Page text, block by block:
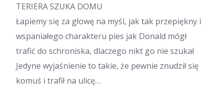
TERIERA SZUKA DOMU
Łapiemy się za głowę na myśl, jak tak przepiękny i
wspaniałego charakteru pies jak Donald mógł
trafić do schroniska, dlaczego nikt go nie szukał
Jedyne wyjaśnienie to takie, że pewnie znudził się
komuś i trafił na ulicę…